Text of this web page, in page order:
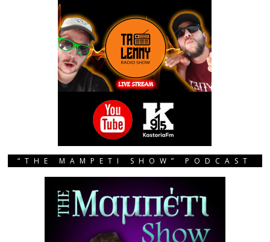
“THE MAMPETI SHOW” PODCAST